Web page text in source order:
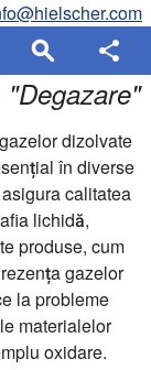
"Degazare"
dizolvate
în diverse
calitatea
lichidă,
produse, cum
gazelor
la probleme
materialelor
oxidare.